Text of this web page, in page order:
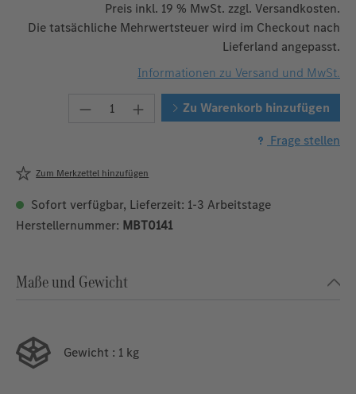
Preis inkl. 19 % MwSt. zzgl. Versandkosten.
Die tatsächliche Mehrwertsteuer wird im Checkout nach
Lieferland angepasst.
Informationen zu Versand und MwSt.
Produkt Anzahl: Gib den
Zu Warenkorb hinzufügen
Frage stellen
Zum Merkzettel hinzufügen
Sofort verfügbar, Lieferzeit: 1-3 Arbeitstage
Herstellernummer: MBT0141
Maße und Gewicht
Gewicht : 1 kg